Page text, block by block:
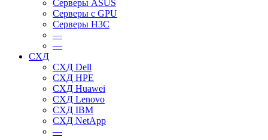
Серверы ASUS
Серверы c GPU
Серверы H3C
—
—
СХД
СХД Dell
СХД HPE
СХД Huawei
СХД Lenovo
СХД IBM
СХД NetApp
—